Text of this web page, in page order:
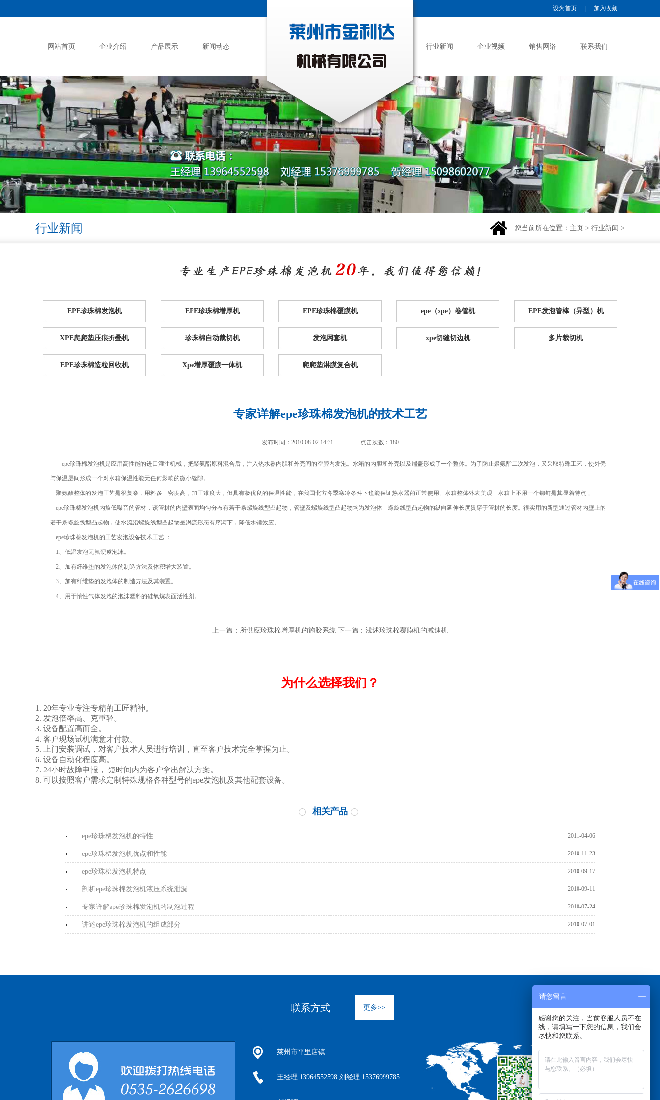
设为首页 加入收藏
网站首页 企业介绍 产品展示 新闻动态 行业新闻 企业视频 销售网络 联系我们
行业新闻 您当前所在位置： 主页 > 行业新闻 >
EPE珍珠棉发泡机 EPE珍珠棉增厚机 EPE珍珠棉覆膜机 epe（xpe）卷管机 EPE发泡管棒（异型）机
XPE爬爬垫压痕折叠机 珍珠棉自动裁切机 发泡网套机 xpe切缝切边机 多片裁切机
EPE珍珠棉造粒回收机 Xpe增厚覆膜一体机 爬爬垫淋膜复合机
专家详解epe珍珠棉发泡机的技术工艺
发布时间：2010-08-02 14:31 点击次数：180
epe珍珠棉发泡机是应用高性能的进口灌注机械，把聚氨酯原料混合后，注入热水器内胆和外壳间的空腔内发泡。水箱的内胆和外壳以及端盖形成了一个整体。为了防止聚氨酯二次发泡，又采取特殊工艺，使外壳
与保温层间形成一个对水箱保温性能无任何影响的微小缝隙。
聚氨酯整体的发泡工艺是很复杂，用料多，密度高，加工难度大，但具有极优良的保温性能，在我国北方冬季寒冷条件下也能保证热水器的正常使用。水箱整体外表美观，水箱上不用一个铆钉是其显着特点 。
epe珍珠棉发泡机内旋低噪音的管材，该管材的内壁表面均匀分布有若干条螺旋线型凸起物，管壁及螺旋线型凸起物均为发泡体，螺旋线型凸起物的纵向延伸长度贯穿于管材的长度。很实用的新型通过管材内壁上的
若干条螺旋线型凸起物，使水流沿螺旋线型凸起物呈涡流形态有序泻下，降低水锤效应。
epe珍珠棉发泡机的工艺发泡设备技术工艺 ：
1、低温发泡无氟硬质泡沫。
2、加有纤维垫的发泡体的制造方法及体积增大装置。
3、加有纤维垫的发泡体的制造方法及其装置。
4、用于惰性气体发泡的泡沫塑料的硅氧烷表面活性剂。
上一篇： 所供应珍珠棉增厚机的施胶系统 下一篇： 浅述珍珠棉覆膜机的减速机
为什么选择我们？
1. 20年专业专注专精的工匠精神。
2. 发泡倍率高、克重轻。
3. 设备配置高而全。
4. 客户现场试机满意才付款。
5. 上门安装调试，对客户技术人员进行培训，直至客户技术完全掌握为止。
6. 设备自动化程度高。
7. 24小时故障申报， 短时间内为客户拿出解决方案。
8. 可以按照客户需求定制特殊规格各种型号的epe发泡机及其他配套设备。
相关产品
2011-04-06
epe珍珠棉发泡机的特性
2010-11-23
epe珍珠棉发泡机优点和性能
2010-09-17
epe珍珠棉发泡机特点
2010-09-11
剖析epe珍珠棉发泡机液压系统泄漏
2010-07-24
专家详解epe珍珠棉发泡机的制泡过程
2010-07-01
讲述epe珍珠棉发泡机的组成部分
联系方式 更多>>
莱州市平里店镇
王经理 13964552598 刘经理 15376999785
请您留言
感谢您的关注，当前客服人员不在
线，请填写一下您的信息，我们会
尽快和您联系。